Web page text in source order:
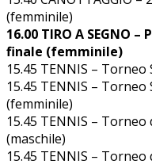
(femminile)
16.00 TIRO A SEGNO
finale (femminile)
15.45 TENNIS –
15.45 TENNIS –
(femminile)
15.45 TENNIS –
(maschile)
15.45 TENNIS –